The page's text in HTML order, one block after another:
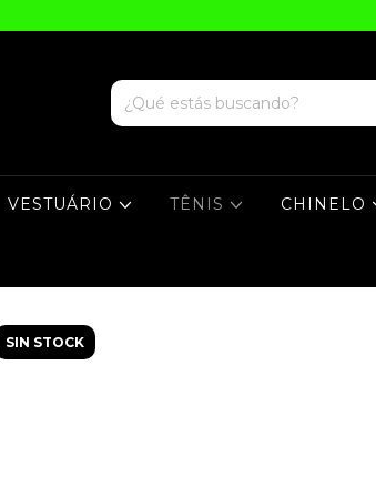
VESTUÁRIO TÊNIS CHINELO
SIN STOCK